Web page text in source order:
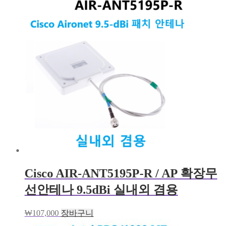
Cisco AIR-ANT5195P-R / AP 확장무
선안테나 9.5dBi 실내외 겸용
₩107,000 장바구니